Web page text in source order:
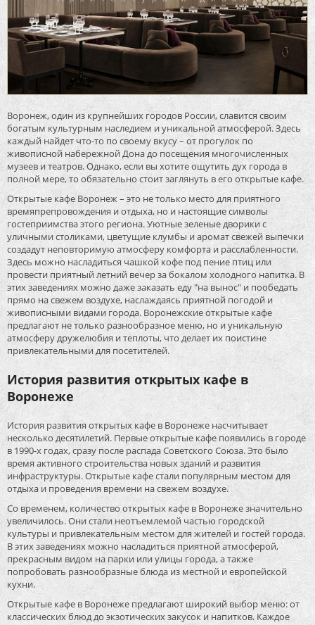
Воронеж, один из крупнейших городов России, славится своим
богатым культурным наследием и уникальной атмосферой. Здесь
каждый найдет что-то по своему вкусу – от прогулок по
живописной набережной Дона до посещения многочисленных
музеев и театров. Однако, если вы хотите ощутить дух города в
полной мере, то обязательно стоит заглянуть в его открытые кафе.
Открытые кафе Воронеж – это не только место для приятного
времяпрепровождения и отдыха, но и настоящие символы
гостеприимства этого региона. Уютные зеленые дворики с
уличными столиками, цветущие клумбы и аромат свежей выпечки
создадут неповторимую атмосферу комфорта и расслабленности.
Здесь можно насладиться чашкой кофе под пение птиц или
провести приятный летний вечер за бокалом холодного напитка. В
этих заведениях можно даже заказать еду "на вынос" и пообедать
прямо на свежем воздухе, наслаждаясь приятной погодой и
живописными видами города. Воронежские открытые кафе
предлагают не только разнообразное меню, но и уникальную
атмосферу дружелюбия и теплоты, что делает их поистине
привлекательными для посетителей.
История развития открытых кафе в
Воронеже
История развития открытых кафе в Воронеже насчитывает
несколько десятилетий. Первые открытые кафе появились в городе
в 1990-х годах, сразу после распада Советского Союза. Это было
время активного строительства новых зданий и развития
инфраструктуры. Открытые кафе стали популярным местом для
отдыха и проведения времени на свежем воздухе.
Со временем, количество открытых кафе в Воронеже значительно
увеличилось. Они стали неотъемлемой частью городской
культуры и привлекательным местом для жителей и гостей города.
В этих заведениях можно насладиться приятной атмосферой,
прекрасным видом на парки или улицы города, а также
попробовать разнообразные блюда из местной и европейской
кухни.
Открытые кафе в Воронеже предлагают широкий выбор меню: от
классических блюд до экзотических закусок и напитков. Каждое